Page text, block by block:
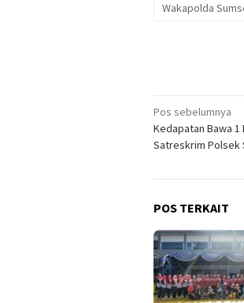
Wakapolda
Navigasi
pos
Pos sebelumnya
Kedapatan Bawa 1
Satreskrim Polsek
POS TERKAIT